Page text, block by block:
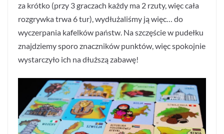
za krótko (przy 3 graczach każdy ma 2 rzuty, więc cała
rozgrywka trwa 6 tur), wydłużaliśmy ją więc… do
wyczerpania kafelków państw. Na szczęście w pudełku
znajdziemy sporo znaczników punktów, więc spokojnie
wystarczyło ich na dłuższą zabawę!